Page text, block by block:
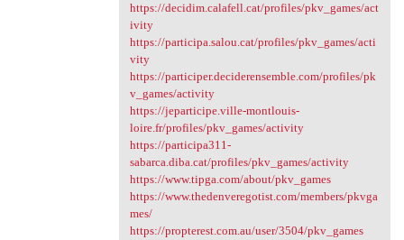
https://decidim.calafell.cat/profiles/pkv_games/act
ivity
https://participa.salou.cat/profiles/pkv_games/acti
vity
https://participer.deciderensemble.com/profiles/pk
v_games/activity
https://jeparticipe.ville-montlouis-
loire.fr/profiles/pkv_games/activity
https://participa311-
sabarca.diba.cat/profiles/pkv_games/activity
https://www.tipga.com/about/pkv_games
https://www.thedenveregotist.com/members/pkvga
mes/
https://propterest.com.au/user/3504/pkv_games